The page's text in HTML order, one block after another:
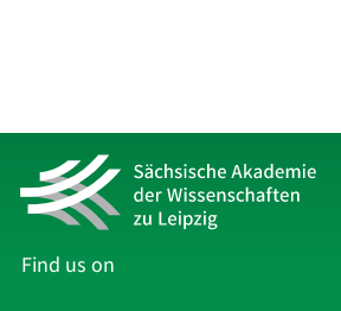
Find us on